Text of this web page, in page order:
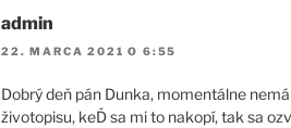
admin
22. MARCA 2021 O 6:55
Dobrý deň pán Dunka, momentálne
životopisu, keĎ sa mi to nakopí, tak sa